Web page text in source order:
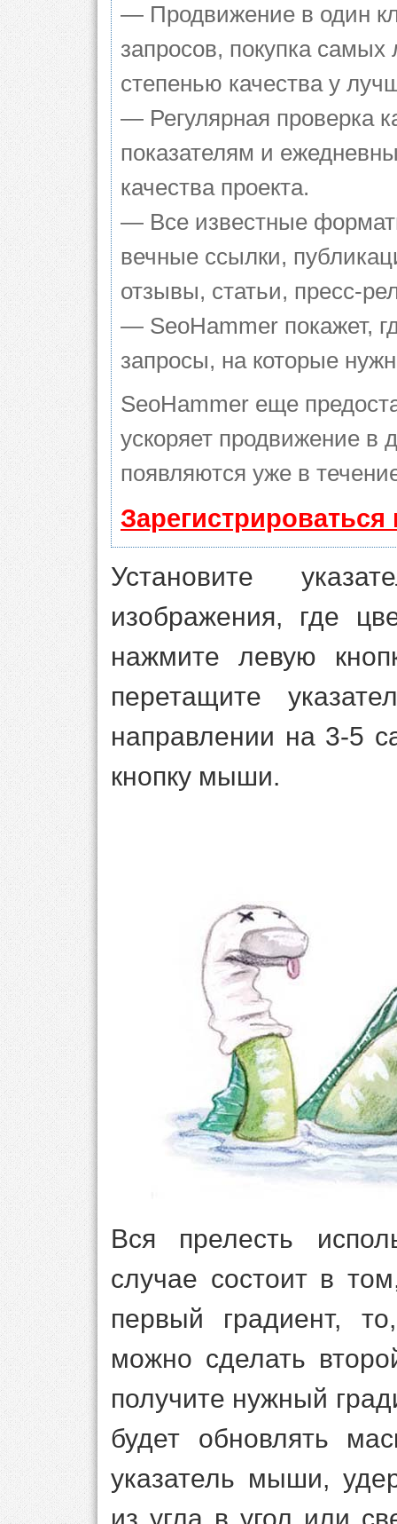
— Продвижение в один
запросов, покупка
степенью качества у
— Регулярная проверка
показателям и
качества проекта.
— Все известные
вечные ссылки,
отзывы, статьи, пресс-
— SeoHammer покажет,
запросы, на которые
SeoHammer еще
ускоряет продвижение в
появляются уже в
Установите
изображения, где
нажмите левую
перетащите
направлении на 3-5
кнопку мыши.
Вся прелесть
случае состоит в
первый градиент,
можно сделать
получите нужный
будет обновлять
указатель мыши,